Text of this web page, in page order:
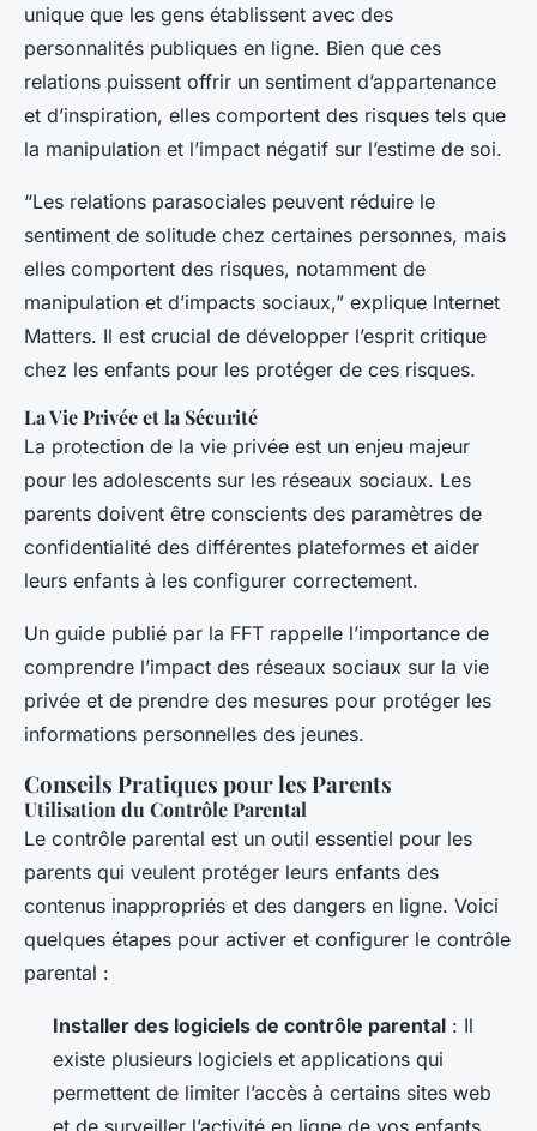
unique que les gens établissent avec des
personnalités publiques en ligne. Bien que ces
relations puissent offrir un sentiment d’appartenance
et d’inspiration, elles comportent des risques tels que
la manipulation et l’impact négatif sur l’estime de soi.
“Les relations parasociales peuvent réduire le
sentiment de solitude chez certaines personnes, mais
elles comportent des risques, notamment de
manipulation et d’impacts sociaux,” explique Internet
Matters. Il est crucial de développer l’esprit critique
chez les enfants pour les protéger de ces risques.
La Vie Privée et la Sécurité
La protection de la vie privée est un enjeu majeur
pour les adolescents sur les réseaux sociaux. Les
parents doivent être conscients des paramètres de
confidentialité des différentes plateformes et aider
leurs enfants à les configurer correctement.
Un guide publié par la FFT rappelle l’importance de
comprendre l’impact des réseaux sociaux sur la vie
privée et de prendre des mesures pour protéger les
informations personnelles des jeunes.
Conseils Pratiques pour les Parents
Utilisation du Contrôle Parental
Le contrôle parental est un outil essentiel pour les
parents qui veulent protéger leurs enfants des
contenus inappropriés et des dangers en ligne. Voici
quelques étapes pour activer et configurer le contrôle
parental :
Installer des logiciels de contrôle parental : Il
existe plusieurs logiciels et applications qui
permettent de limiter l’accès à certains sites web
et de surveiller l’activité en ligne de vos enfants.